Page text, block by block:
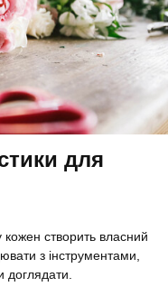
для
кожен створить власний
з інструментами,
доглядати.